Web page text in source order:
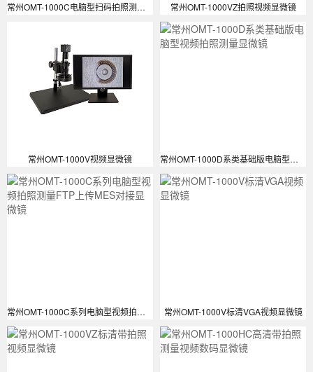
常州OMT-1000C电脑型扫码拍照测量显微镜 常州OMT-1000VZ拍照视频显微镜
常州OMT-1000V视频显微镜 常州OMT-1000D系类基础版电脑型视频拍照测量显微镜
常州OMT-1000C系列电脑型视频拍照测量FTP上传MES对接显微镜 常州OMT-1000V标清VGA视频显微镜